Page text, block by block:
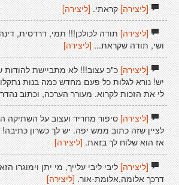
[ליצירה]קראתי. [ליצירה]
[ליצירה]תודה לכולכן!!! תמי, דרדסית,
ושי, תודה שקראת... [ליצירה]
[ליצירה]כ"כ עצוב!!! לא מתביישת להודות
יש! נורא לגלות כל פעם מחדש כמה בנות
לי את הזכות לקרוא. מעורר הערכה, וכתוב
[ליצירה]סיפור מחריד ועצוב על השתיקה
לציין שזה כתוב ממש יפה. יש לך כשרון
אז הוא שלוח לך בזאת. [ליצירה]
[ליצירה]ליבי ליבי עלייך, מי יתן וימוגרו
דרכך אלומה,אלומת-אור. [ליצירה]